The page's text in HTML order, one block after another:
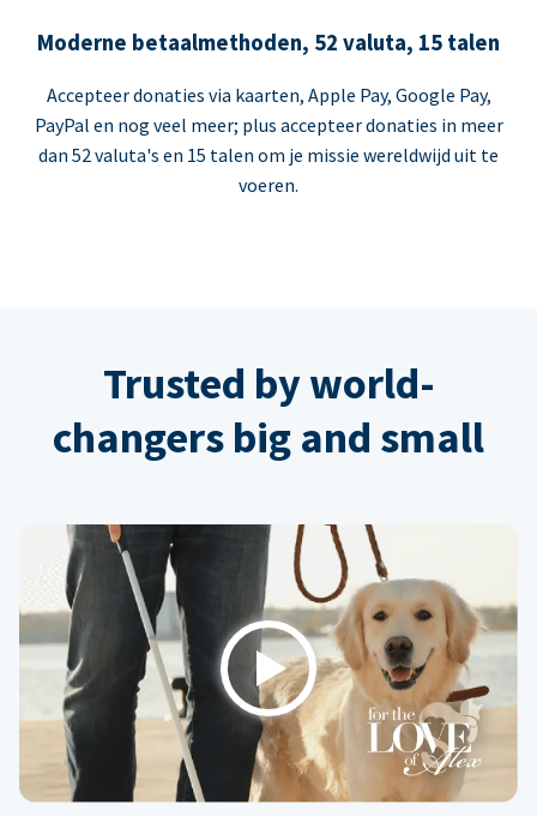
Moderne betaalmethoden, 52 valuta, 15 talen
Accepteer donaties via kaarten, Apple Pay, Google Pay,
PayPal en nog veel meer; plus accepteer donaties in meer
dan 52 valuta's en 15 talen om je missie wereldwijd uit te
voeren.
Trusted by world-
changers big and small
Play